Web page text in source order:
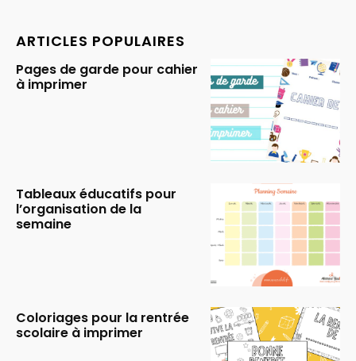
ARTICLES POPULAIRES
Pages de garde pour cahier
à imprimer
Tableaux éducatifs pour
l’organisation de la
semaine
Coloriages pour la rentrée
scolaire à imprimer